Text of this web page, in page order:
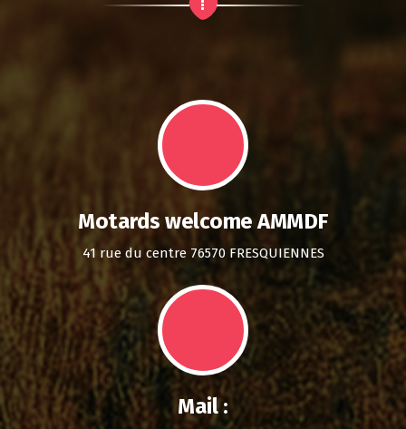
Motards welcome AMMDF
41 rue du centre 76570 FRESQUIENNES
Mail :